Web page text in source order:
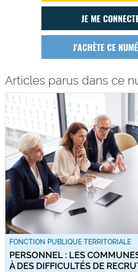
JE ME
J'ACHÈTE CE
Articles parus dans ce
FONCTION PUBLIQUE TERRITORIALE
PERSONNEL : LES
À DES DIFFICULTÉS DE